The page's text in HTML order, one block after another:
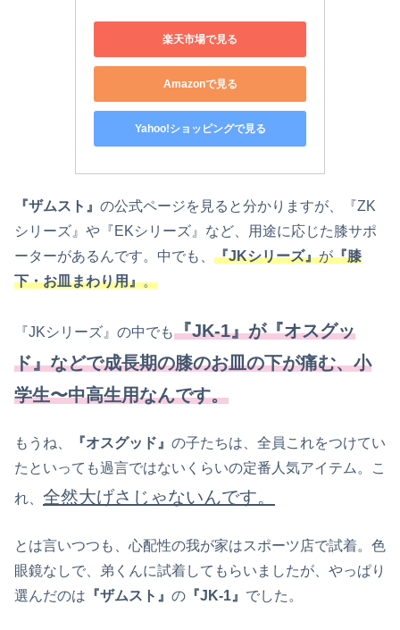
楽天市場で見る
Amazonで見る
Yahoo!ショッピングで見る
『ザムスト』 の公式ページを見ると分かりますが、『ZK
シリーズ』や『EKシリーズ』など、用途に応じた膝サポ
ーターがあるんです。中でも、 『JKシリーズ』が『膝
下・お皿まわり用』。
『JKシリーズ』の中でも『JK-1』が『オスグッ
ド』などで成長期の膝のお皿の下が痛む、小
学生〜中高生用なんです。
もうね、 『オスグッド』 の子たちは、全員これをつけてい
たといっても過言ではないくらいの定番人気アイテム。こ
れ、 全然大げさじゃないんです。
とは言いつつも、心配性の我が家はスポーツ店で試着。色
眼鏡なしで、弟くんに試着してもらいましたが、やっぱり
選んだのは 『ザムスト』 の 『JK-1』 でした。